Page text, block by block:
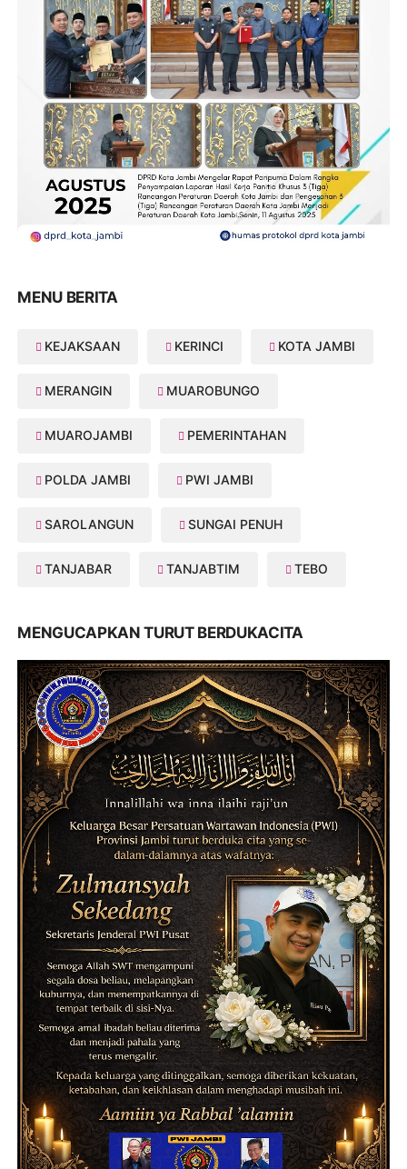
MENU BERITA
KEJAKSAAN KERINCI KOTA JAMBI
MERANGIN MUAROBUNGO
MUAROJAMBI PEMERINTAHAN
POLDA JAMBI PWI JAMBI
SAROLANGUN SUNGAI PENUH
TANJABAR TANJABTIM TEBO
MENGUCAPKAN TURUT BERDUKACITA